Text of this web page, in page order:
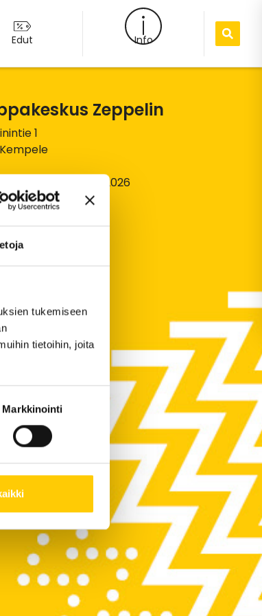
tukemiseen
tietoihin, joita
Markkinointi
Edut Info
Zeppelin
1
Zeppelin 2026